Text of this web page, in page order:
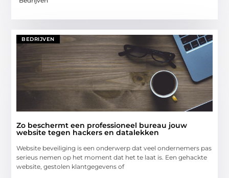
BEDRIJVEN
Zo beschermt een professioneel bureau jouw
website tegen hackers en datalekken
Website beveiliging is een onderwerp dat veel ondernemers pas
serieus nemen op het moment dat het te laat is. Een gehackte
website, gestolen klantgegevens of